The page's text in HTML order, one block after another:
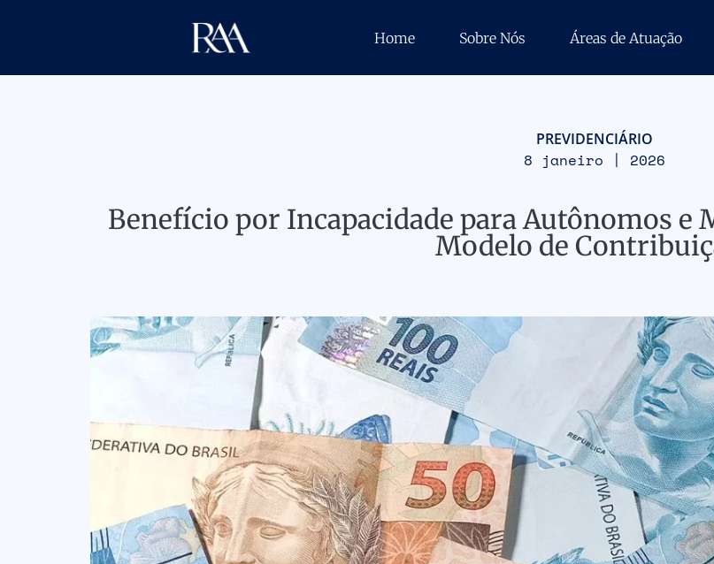
Home Sobre Nós Áreas de Atuação
PREVIDENCIÁRIO
8 janeiro | 2026
Benefício por Incapacidade para Autônomos e
Modelo de